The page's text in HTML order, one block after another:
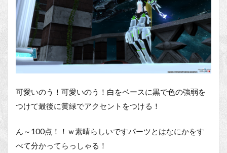
可愛いのう！可愛いのう！白をベースに黒で色の強弱を
つけて最後に黄緑でアクセントをつける！
ん～100点！！ｗ素晴らしいですパーツとはなにかをす
べて分かってらっしゃる！